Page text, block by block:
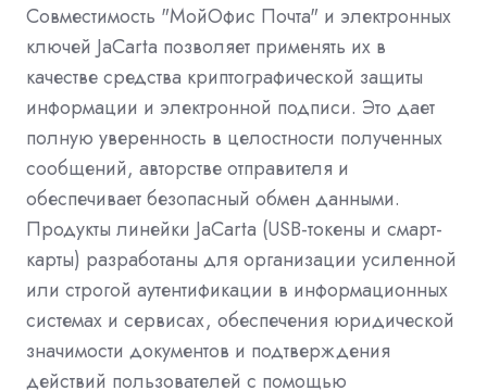
Совместимость "МойОфис Почта" и электронных
ключей JaCarta позволяет применять их в
качестве средства криптографической защиты
информации и электронной подписи. Это дает
полную уверенность в целостности полученных
сообщений, авторстве отправителя и
обеспечивает безопасный обмен данными.
Продукты линейки JaCarta (USB-токены и смарт-
карты) разработаны для организации усиленной
или строгой аутентификации в информационных
системах и сервисах, обеспечения юридической
значимости документов и подтверждения
действий пользователей с помощью